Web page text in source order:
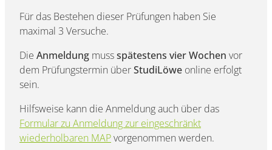
Für das Bestehen dieser Prüfungen haben Sie
maximal 3 Versuche.
Die Anmeldung mussspätestens vier Wochen vor
dem Prüfungstermin überStudiLöwe online erfolgt
sein.
Hilfsweise kann die Anmeldung auch über das
Formular zu Anmeldung zur eingeschränkt
wiederholbaren MAPvorgenommen werden.